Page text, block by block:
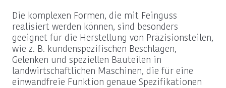
Die komplexen Formen, die mit Feinguss
realisiert werden können, sind besonders
geeignet für die Herstellung von Präzisionsteilen,
wie z. B. kundenspezifischen Beschlägen,
Gelenken und speziellen Bauteilen in
landwirtschaftlichen Maschinen, die für eine
einwandfreie Funktion genaue Spezifikationen